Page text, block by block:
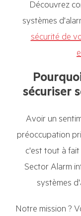
Découvrez
systèmes
sécurité de
sécuriser
Avoir un
préoccupation
c'est tout à
Sector Alarm
systèmes
Notre mission ?